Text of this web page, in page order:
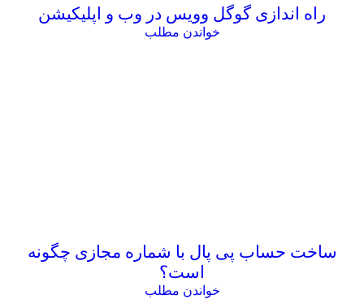
راه اندازی گوگل وویس در وب و اپلیکیشن
خواندن مطلب
ساخت حساب پی پال با شماره مجازی چگونه
است؟
خواندن مطلب